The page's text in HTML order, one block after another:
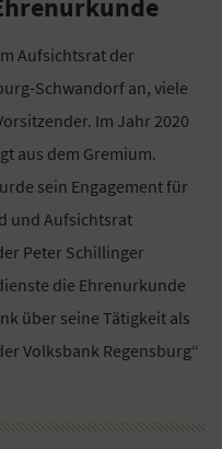
Aufsichtsrat der
Schwandorf an, viele
Im Jahr 2020
aus dem Gremium.
sein Engagement für
und Aufsichtsrat
Peter Schillinger
die Ehrenurkunde
über seine Tätigkeit als
Volksbank Regensburg“